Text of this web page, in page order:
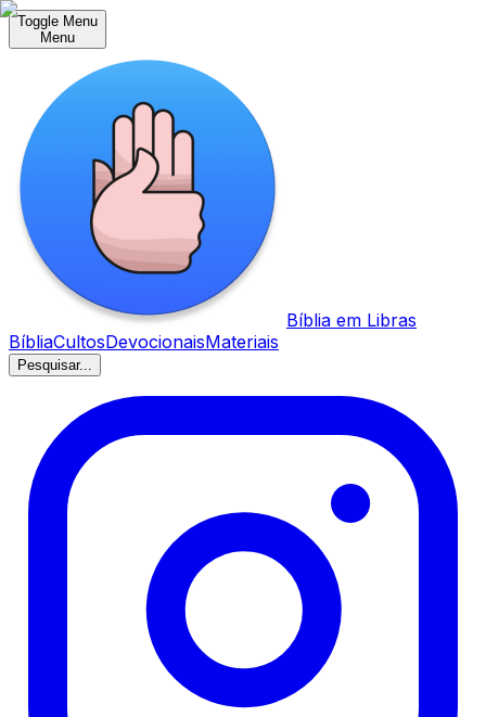
Toggle Menu
Menu
Bíblia em Libras
BíbliaCultosDevocionaisMateriais
Pesquisar...